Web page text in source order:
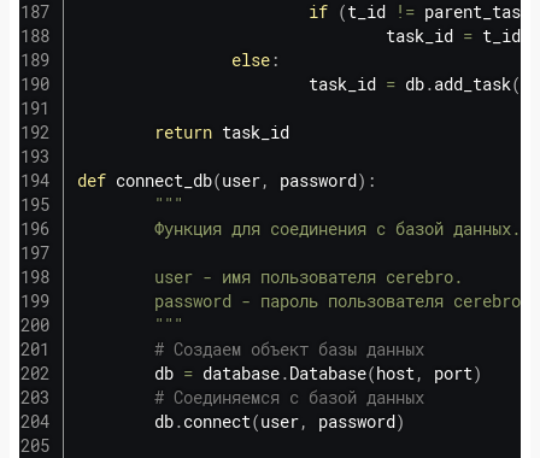
if (t_id !=
                                task_id
= t_id
else :
                        task_id
= db.add_task(
return task_id
def connect_db(user, password) :
"""
        Функция для соединения с базой данных.
        user - имя пользователя cerebro.
        password - пароль пользователя cerebro.
        """
# Создаем объект базы данных
        db
= database.Database(host, port)
# Соединяемся с базой данных
        db
.connect(user, password)